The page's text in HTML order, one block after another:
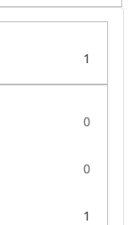
1
0
0
1